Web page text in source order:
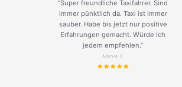
“Super freundliche Taxifahrer. Sind
immer pünktlich da. Taxi ist immer
sauber. Habe bis jetzt nur positive
Erfahrungen gemacht. Würde ich
jedem empfehlen.”
Merve S.